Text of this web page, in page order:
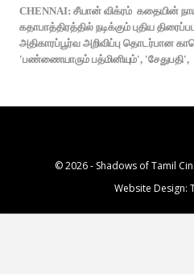
CHENNAI: சீயான் விக்ரம் கதையின்
கதாபாத்திரத்தில் நடிக்கும் புதிய
அதிகாரப்பூர்வ அறிவிப்பு தொடர்பான
'பண்ணையாரும் பத்மினியும்',
© 2026 - Shadows of Tamil
Website Design: